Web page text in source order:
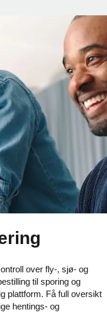
over fly-, sjø- og
til sporing og
plattform. Få full oversikt
hentings- og